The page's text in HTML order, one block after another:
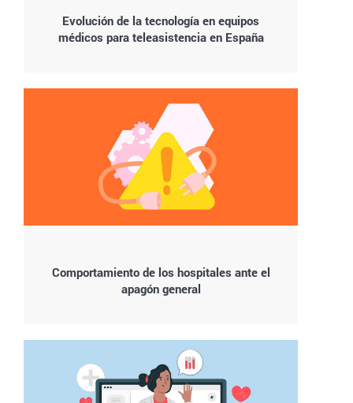
Evolución de la tecnología en equipos
médicos para teleasistencia en España
Comportamiento de los hospitales ante el
apagón general